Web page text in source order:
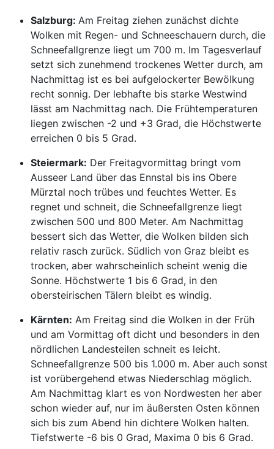
Salzburg: Am Freitag ziehen zunächst dichte
Wolken mit Regen- und Schneeschauern durch, die
Schneefallgrenze liegt um 700 m. Im Tagesverlauf
setzt sich zunehmend trockenes Wetter durch, am
Nachmittag ist es bei aufgelockerter Bewölkung
recht sonnig. Der lebhafte bis starke Westwind
lässt am Nachmittag nach. Die Frühtemperaturen
liegen zwischen -2 und +3 Grad, die Höchstwerte
erreichen 0 bis 5 Grad.
Steiermark: Der Freitagvormittag bringt vom
Ausseer Land über das Ennstal bis ins Obere
Mürztal noch trübes und feuchtes Wetter. Es
regnet und schneit, die Schneefallgrenze liegt
zwischen 500 und 800 Meter. Am Nachmittag
bessert sich das Wetter, die Wolken bilden sich
relativ rasch zurück. Südlich von Graz bleibt es
trocken, aber wahrscheinlich scheint wenig die
Sonne. Höchstwerte 1 bis 6 Grad, in den
obersteirischen Tälern bleibt es windig.
Kärnten: Am Freitag sind die Wolken in der Früh
und am Vormittag oft dicht und besonders in den
nördlichen Landesteilen schneit es leicht.
Schneefallgrenze 500 bis 1.000 m. Aber auch sonst
ist vorübergehend etwas Niederschlag möglich.
Am Nachmittag klart es von Nordwesten her aber
schon wieder auf, nur im äußersten Osten können
sich bis zum Abend hin dichtere Wolken halten.
Tiefstwerte -6 bis 0 Grad, Maxima 0 bis 6 Grad.